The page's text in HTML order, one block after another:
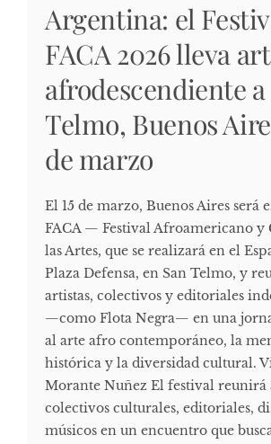
Argentina: el
FACA 2026 lleva
afrodescendiente a
Telmo, Buenos
de marzo
El 15 de marzo, Buenos Aires será
FACA — Festival Afroamericano y
las Artes, que se realizará en el
Plaza Defensa, en San Telmo, y
artistas, colectivos y editoriales
—como Flota Negra— en una
al arte afro contemporáneo, la
histórica y la diversidad cultural.
Morante Nuñez El festival reunirá
colectivos culturales, editoriales,
músicos en un encuentro que